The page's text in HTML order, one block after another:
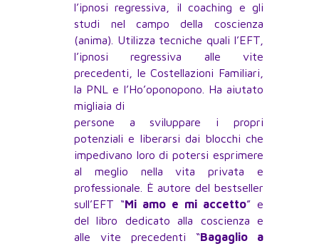
l’ipnosi regressiva, il coaching e gli
studi nel campo della coscienza
(anima). Utilizza tecniche quali l’EFT,
l’ipnosi regressiva alle vite
precedenti, le Costellazioni Familiari,
la PNL e l’Ho’oponopono. Ha aiutato
migliaia di
persone a sviluppare i propri
potenziali e liberarsi dai blocchi che
impedivano loro di potersi esprimere
al meglio nella vita privata e
professionale. È autore del bestseller
sull’EFT “Mi amo e mi accetto” e
del libro dedicato alla coscienza e
alle vite precedenti “Bagaglio a